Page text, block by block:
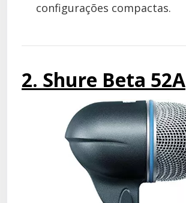
configurações compactas.
2. Shure Beta 52A